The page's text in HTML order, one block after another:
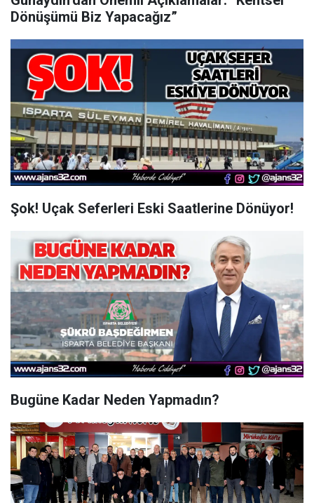
Dönüşümü Biz Yapacağız”
Şok! Uçak Seferleri Eski Saatlerine Dönüyor!
Bugüne Kadar Neden Yapmadın?